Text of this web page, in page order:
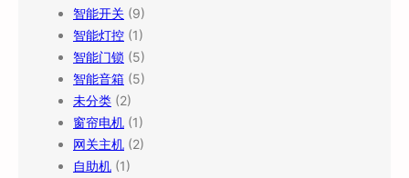
智能开关 (9)
智能灯控 (1)
智能门锁 (5)
智能音箱 (5)
未分类 (2)
窗帘电机 (1)
网关主机 (2)
自助机 (1)